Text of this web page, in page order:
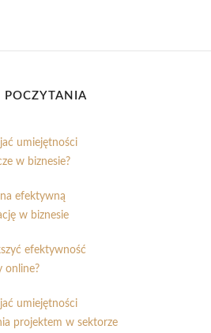
POCZYTANIA
umiejętności
w biznesie?
efektywną
w biznesie
efektywność
online?
umiejętności
projektem w sektorze